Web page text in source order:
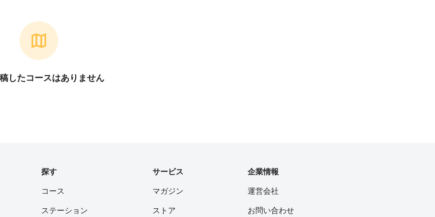
したコースはありません
探す
コース
ステーション
サービス
マガジン
ストア
企業情報
運営会社
お問い合わせ